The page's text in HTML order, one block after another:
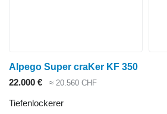
Alpego Super craKer KF 350
22.000 €
≈ 20.560 CHF
Tiefenlockerer